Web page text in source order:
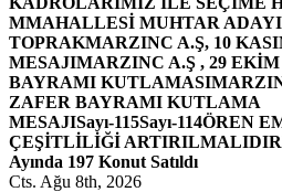
MMAHALLESİ MUHTAR
TOPRAKMARZINC A.Ş, 10
MESAJIMARZINC A.Ş , 29
BAYRAMI KUTLAMASI
ZAFER BAYRAMI KUTLAMA
MESAJISayı-115Sayı-114ÖREN
ÇEŞİTLİLİĞİ ARTIRILMALIDIR
Ayında 197 Konut Satıldı
Cts. Ağu 8th, 2026